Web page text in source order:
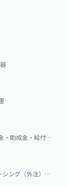
個人事業主・フリーランスが使える公的補助金・助成金・給付金の申請ガイド
SNS運用・経理・広告など、業務のアウトソーシング（外注）を検討する企業・個人向け。費用相場・依頼の流れ・失敗しない選び方